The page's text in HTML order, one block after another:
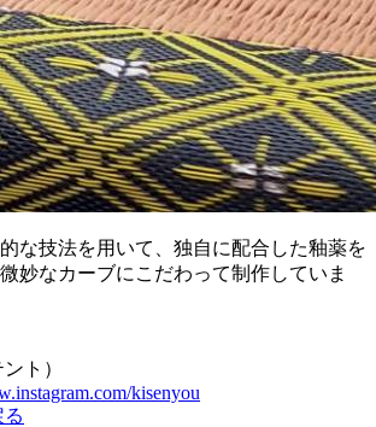
な技法を用いて、独自に配合した釉薬を
妙なカーブにこだわって制作していま
ト）
kisenyou